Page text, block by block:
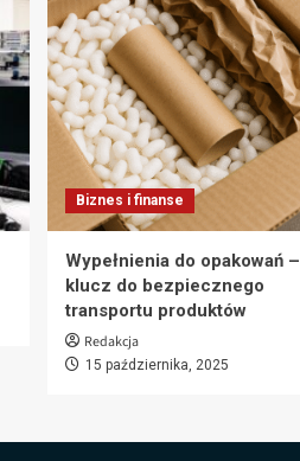
Biznes i finanse
Wypełnienia do opakowań –
klucz do bezpiecznego
transportu produktów
Redakcja
15 października, 2025